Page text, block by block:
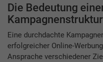
Die Bedeutung
Kampagnenstruktur
Eine durchdachte
erfolgreicher Online-
Ansprache verschiedener